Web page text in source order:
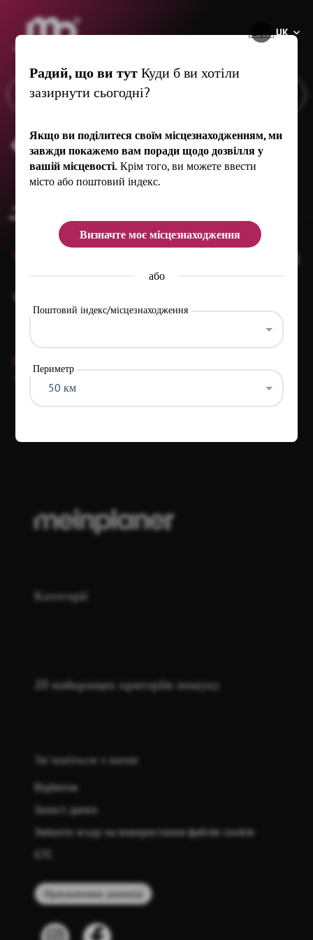
®
🇺🇦UK
Кунстхаус Беренштайн
common.overview
Kirchgasse 12
лише у дні проведення заходів.
Ці дані було оновлено vor 1 Jahr
Категорії
20 найкращих критеріїв пошуку
Зв'яжіться з нами
Відбиток
Захист даних
Змінити згоду на використання файлів cookie
Призначення доповіді
Радий, що ви тутКуди б ви хотіли
зазирнути сьогодні?
Якщо ви поділитеся своїм місцезнаходженням, ми
завжди покажемо вам поради щодо дозвілля у
вашій місцевості. Крім того, ви можете ввести
місто або поштовий індекс.
Визначте моє місцезнаходження
або
Поштовий індекс/місцезнаходження
Периметр
50 км